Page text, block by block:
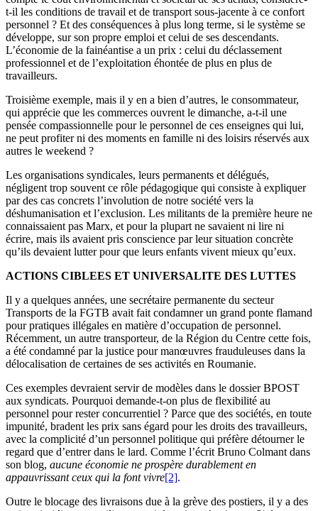
t-il les conditions de travail et de transport sous-jacente à ce confort
personnel ? Et des conséquences à plus long terme, si le système se
développe, sur son propre emploi et celui de ses descendants.
L’économie de la fainéantise a un prix : celui du déclassement
professionnel et de l’exploitation éhontée de plus en plus de
travailleurs.
Troisième exemple, mais il y en a bien d’autres, le consommateur,
qui apprécie que les commerces ouvrent le dimanche, a-t-il une
pensée compassionnelle pour le personnel de ces enseignes qui lui,
ne peut profiter ni des moments en famille ni des loisirs réservés aux
autres le weekend ?
Les organisations syndicales, leurs permanents et délégués,
négligent trop souvent ce rôle pédagogique qui consiste à expliquer
par des cas concrets l’involution de notre société vers la
déshumanisation et l’exclusion. Les militants de la première heure ne
connaissaient pas Marx, et pour la plupart ne savaient ni lire ni
écrire, mais ils avaient pris conscience par leur situation concrète
qu’ils devaient lutter pour que leurs enfants vivent mieux qu’eux.
ACTIONS CIBLEES ET UNIVERSALITE DES LUTTES
Il y a quelques années, une secrétaire permanente du secteur
Transports de la FGTB avait fait condamner un grand ponte flamand
pour pratiques illégales en matière d’occupation de personnel.
Récemment, un autre transporteur, de la Région du Centre cette fois,
a été condamné par la justice pour manœuvres frauduleuses dans la
délocalisation de certaines de ses activités en Roumanie.
Ces exemples devraient servir de modèles dans le dossier BPOST
aux syndicats. Pourquoi demande-t-on plus de flexibilité au
personnel pour rester concurrentiel ? Parce que des sociétés, en toute
impunité, bradent les prix sans égard pour les droits des travailleurs,
avec la complicité d’un personnel politique qui préfère détourner le
regard que d’entrer dans le lard. Comme l’écrit Bruno Colmant dans
son blog, aucune économie ne prospère durablement en
appauvrissant ceux qui la font vivre[2].
Outre le blocage des livraisons due à la grève des postiers, il y a des